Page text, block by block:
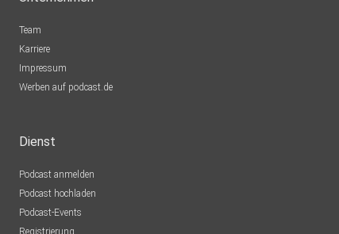
Team
Karriere
Impressum
Werben auf podcast.de
Dienst
Podcast anmelden
Podcast hochladen
Podcast-Events
Registrierung